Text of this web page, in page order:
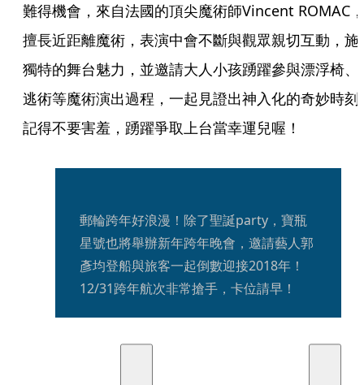
難得機會，來自法國的頂尖魔術師Vincent ROMAC，
擅長近距離魔術，表演中會不斷與觀眾親切互動，施
獨特的舞台魅力，並邀請大人小孩踴躍參與漂浮椅、
逃術等魔術演出過程，一起見證出神入化的奇妙時刻
記得不要害羞，踴躍爭取上台當幸運兒喔！
郵輪跨年好浪漫！除了聖誕party，寶瓶
星號也將舉辦新年跨年晚會，邀請藝人郭
彥均登船與旅客一起倒數迎接2018年！
12/31跨年航次非常搶手，卡位請早！